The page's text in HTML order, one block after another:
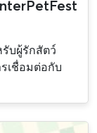
บผู้รักสัตว์
เชื่อมต่อกับ